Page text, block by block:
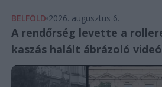
BELFÖLD 2026. augusztus 6.
A rendőrség levette a
kaszás halált ábrázoló